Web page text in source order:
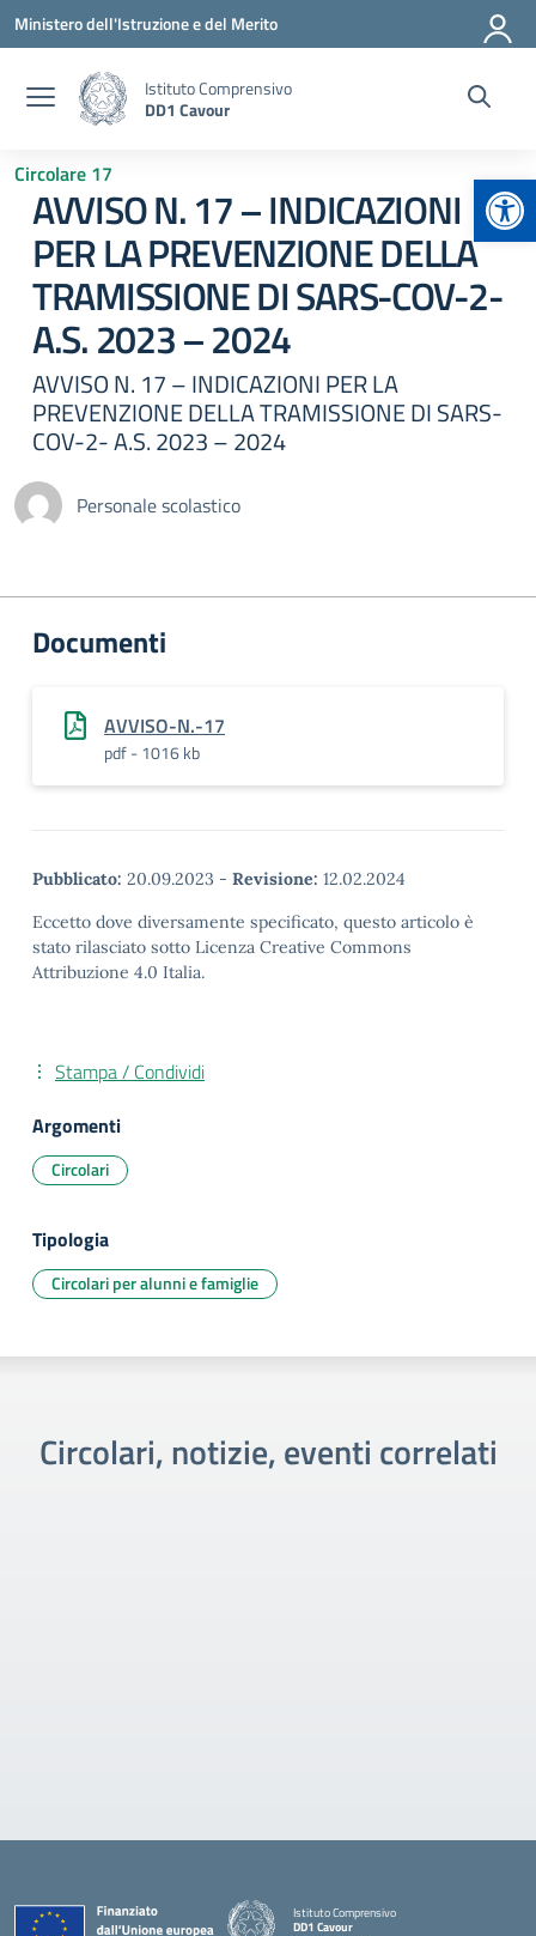
Vai ai contenuti
Vai al menu di navigazione
Vai al footer
Ministero dell'Istruzione e del Merito
Istituto Comprensivo
DD1 Cavour
Circolare 17
AVVISO N. 17 – INDICAZIONI
PER LA PREVENZIONE DELLA
TRAMISSIONE DI SARS-COV-2-
A.S. 2023 – 2024
AVVISO N. 17 – INDICAZIONI PER LA
PREVENZIONE DELLA TRAMISSIONE DI SARS-
COV-2- A.S. 2023 – 2024
Personale scolastico
Documenti
AVVISO-N.-17
pdf - 1016 kb
Pubblicato: 20.09.2023 - Revisione: 12.02.2024
Eccetto dove diversamente specificato, questo articolo è
stato rilasciato sotto Licenza Creative Commons
Attribuzione 4.0 Italia.
Stampa / Condividi
Argomenti
Circolari
Tipologia
Circolari per alunni e famiglie
Circolari, notizie, eventi correlati
Istituto Comprensivo
DD1 Cavour